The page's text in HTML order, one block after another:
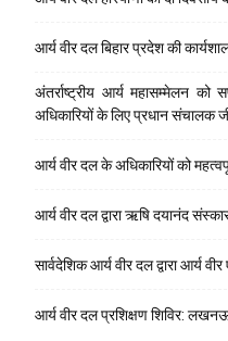
आर्य वीर दल बिहार प्रदेश की
अंतर्राष्ट्रीय आर्य महासम्मेलन
अधिकारियों के लिए प्रधान संचालक
आर्य वीर दल के अधिकारियों को
आर्य वीर दल द्वारा ऋषि दयानंद
सार्वदेशिक आर्य वीर दल द्वारा आर्य
आर्य वीर दल प्रशिक्षण शिविर: